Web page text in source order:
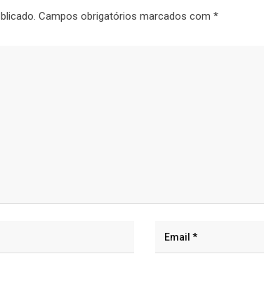
Campos obrigatórios marcados com *